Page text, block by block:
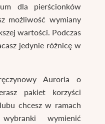
dla pierścionków
możliwość wymiany
wartości. Podczas
jedynie różnicę w
Auroria o
pakiet korzyści
chcesz w ramach
wymienić